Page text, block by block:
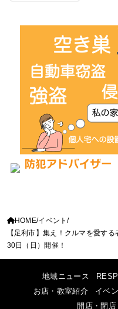
HOME イベント
【足利市】集え！クルマを愛す
30日（日）開催！
地域ニュース
お店・教室紹介
イベ
開店・閉店